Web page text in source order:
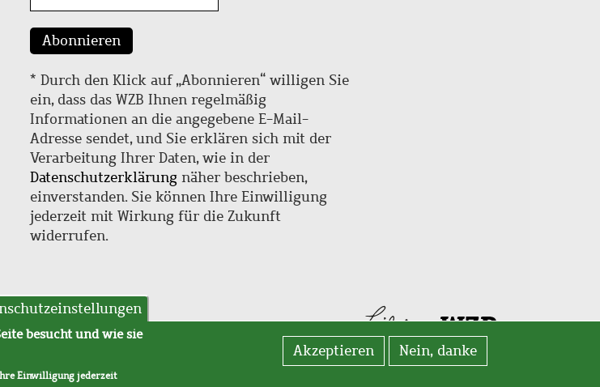
Abonnieren
* Durch den Klick auf „Abonnieren“ willigen Sie
ein, dass das WZB Ihnen regelmäßig
Informationen an die angegebene E-Mail-
Adresse sendet, und Sie erklären sich mit der
Verarbeitung Ihrer Daten, wie in der
Datenschutzerklärung näher beschrieben,
einverstanden. Sie können Ihre Einwilligung
jederzeit mit Wirkung für die Zukunft
widerrufen.
besucht und wie sie
Einwilligung jederzeit
Akzeptieren Nein, danke